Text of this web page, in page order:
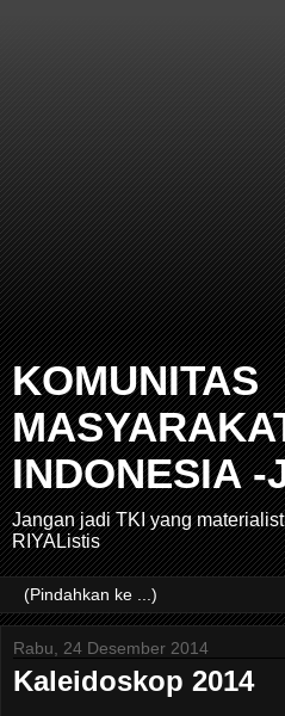
KOMUNITAS
INDONESIA
Jangan jadi TKI yang
RIYAListis
Rabu, 24 Desember 2014
Kaleidoskop 2014